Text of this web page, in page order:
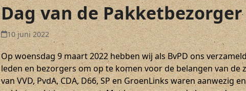
Dag van de Pakketbezorger
10 juni 2022
Op woensdag 9 maart 2022 hebben wij als BvPD ons
leden en bezorgers om op te komen voor de belangen van
van VVD, PvdA, CDA, D66, SP en GroenLinks waren